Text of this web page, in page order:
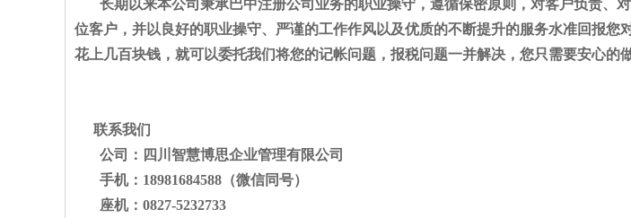
长期以来本公司秉承巴中注册公司业务的职业操守，遵循保密原则，对客户负责、
位客户，并以良好的职业操守、严谨的工作作风以及优质的不断提升的服务水准回报您
花上几百块钱，就可以委托我们将您的记帐问题，报税问题一并解决，您只需要安心的
联系我们
公司：四川智慧博思企业管理有限公司
手机： 18981684588 （微信同号）
座机： 0827-5232733